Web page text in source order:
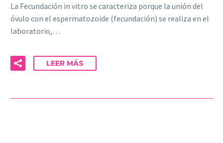
La Fecundación in vitro se caracteriza porque la unión del
óvulo con el espermatozoide (fecundación) se realiza en el
laboratorio,…
LEER MÁS